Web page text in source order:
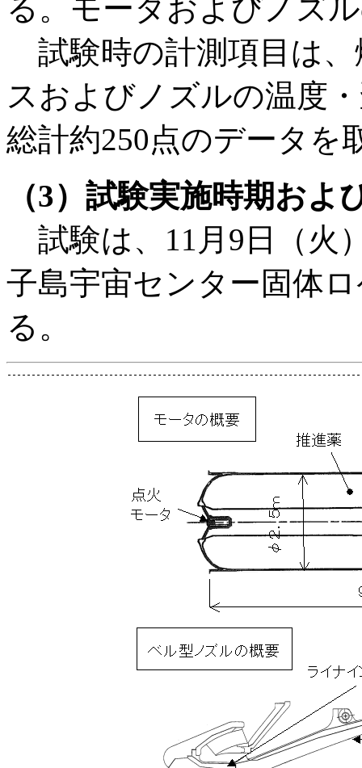
る。モータおよびノズ
試験時の計測項目は、
スおよびノズルの温度
総計約250点のデータを
（3）試験実施時期およ
試験は、11月9日（火
子島宇宙センター固体
る。